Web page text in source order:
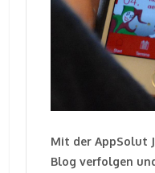
Mit der AppSolut
Blog verfolgen